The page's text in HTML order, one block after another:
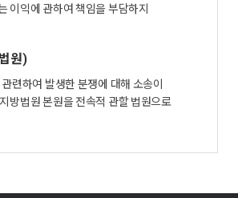
이익에 관하여 책임을 부담하지
원)
련하여 발생한 분쟁에 대해 소송이
방법원 본원을 전속적 관할 법원으로